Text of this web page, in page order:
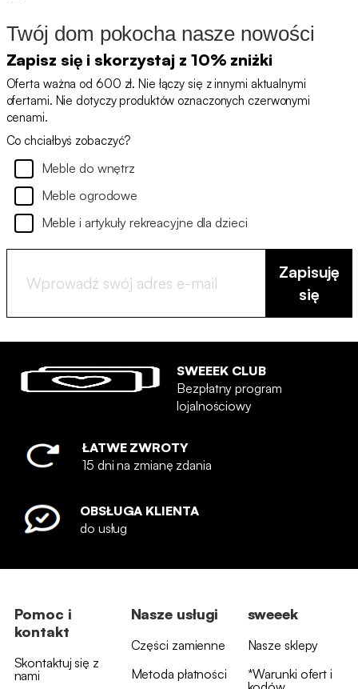
Twój dom pokocha nasze nowości
Zapisz się i skorzystaj z 10% zniżki
Oferta ważna od 600 zł. Nie łączy się z innymi aktualnymi
ofertami. Nie dotyczy produktów oznaczonych czerwonymi
cenami.
Co chciałbyś zobaczyć?
Meble do wnętrz
Meble ogrodowe
Meble i artykuły rekreacyjne dla dzieci
Zapisuję
się
SWEEEK CLUB
Bezpłatny program
lojalnościowy
ŁATWE ZWROTY
15 dni na zmianę zdania
OBSŁUGA KLIENTA
do usług
Pomoc i
kontakt
Skontaktuj się z
nami
Nasze usługi
Części zamienne
Metoda płatności
sweeek
Nasze sklepy
*Warunki ofert i